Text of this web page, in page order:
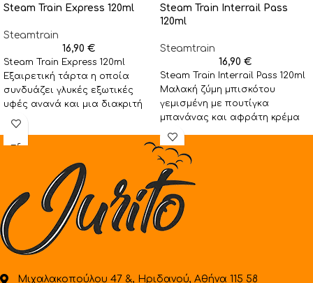
Steam Train Express 120ml
Steamtrain
16,90 €
Steam Train Express 120ml
Εξαιρετική τάρτα η οποία
συνδυάζει γλυκές εξωτικές
υφές ανανά και μια διακριτή
νότα ζουμερού αχλαδιού! Για
Steam Train Interrail Pass
120ml
Steamtrain
16,90 €
Steam Train Interrail Pass 120ml
Μαλακή ζύμη μπισκότου
γεμισμένη με πουτίγκα
μπανάνας και αφράτη κρέμα
βανίλιας, κομμάτια ώριμης
μπανάνας και
Μιχαλακοπούλου 47 &, Ηριδανού, Αθήνα 115 58